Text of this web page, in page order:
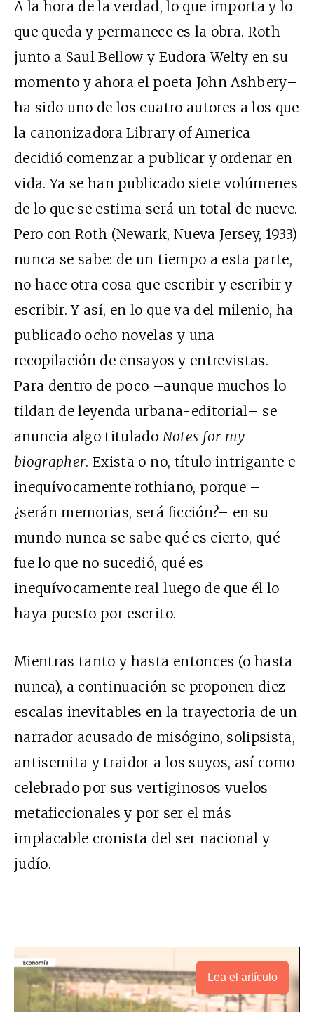
A la hora de la verdad, lo que importa y lo
que queda y permanece es la obra. Roth –
junto a Saul Bellow y Eudora Welty en su
momento y ahora el poeta John Ashbery–
ha sido uno de los cuatro autores a los que
la canonizadora Library of America
decidió comenzar a publicar y ordenar en
vida. Ya se han publicado siete volúmenes
de lo que se estima será un total de nueve.
Pero con Roth (Newark, Nueva Jersey, 1933)
nunca se sabe: de un tiempo a esta parte,
no hace otra cosa que escribir y escribir y
escribir. Y así, en lo que va del milenio, ha
publicado ocho novelas y una
recopilación de ensayos y entrevistas.
Para dentro de poco –aunque muchos lo
tildan de leyenda urbana-editorial– se
anuncia algo titulado Notes for my
biographer. Exista o no, título intrigante e
inequívocamente rothiano, porque –
¿serán memorias, será ficción?– en su
mundo nunca se sabe qué es cierto, qué
fue lo que no sucedió, qué es
inequívocamente real luego de que él lo
haya puesto por escrito.
Mientras tanto y hasta entonces (o hasta
nunca), a continuación se proponen diez
escalas inevitables en la trayectoria de un
narrador acusado de misógino, solipsista,
antisemita y traidor a los suyos, así como
celebrado por sus vertiginosos vuelos
metaficcionales y por ser el más
implacable cronista del ser nacional y
judío.
Lea el artículo